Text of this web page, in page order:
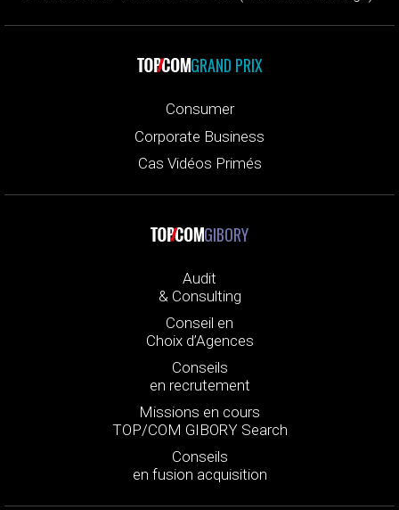
GRAND PRIX
Consumer
Corporate Business
Cas Vidéos Primés
GIBORY
Audit
& Consulting
Conseil en
Choix d’Agences
Conseils
en recrutement
Missions en cours
TOP/COM GIBORY Search
Conseils
en fusion acquisition